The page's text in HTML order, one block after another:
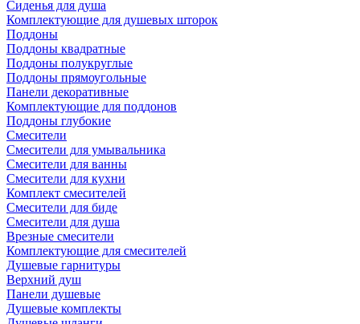
Сиденья для душа
Комплектующие для душевых шторок
Поддоны
Поддоны квадратные
Поддоны полукруглые
Поддоны прямоугольные
Панели декоративные
Комплектующие для поддонов
Поддоны глубокие
Смесители
Смесители для умывальника
Смесители для ванны
Смесители для кухни
Комплект смесителей
Смесители для биде
Смесители для душа
Врезные смесители
Комплектующие для смесителей
Душевые гарнитуры
Верхний душ
Панели душевые
Душевые комплекты